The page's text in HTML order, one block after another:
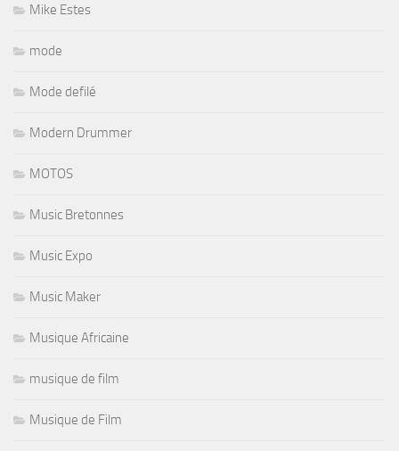
Mike Estes
mode
Mode defilé
Modern Drummer
MOTOS
Music Bretonnes
Music Expo
Music Maker
Musique Africaine
musique de film
Musique de Film